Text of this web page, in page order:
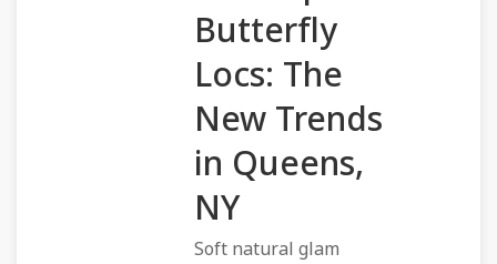
Butterfly
Locs: The
New Trends
in Queens,
NY
Soft natural glam